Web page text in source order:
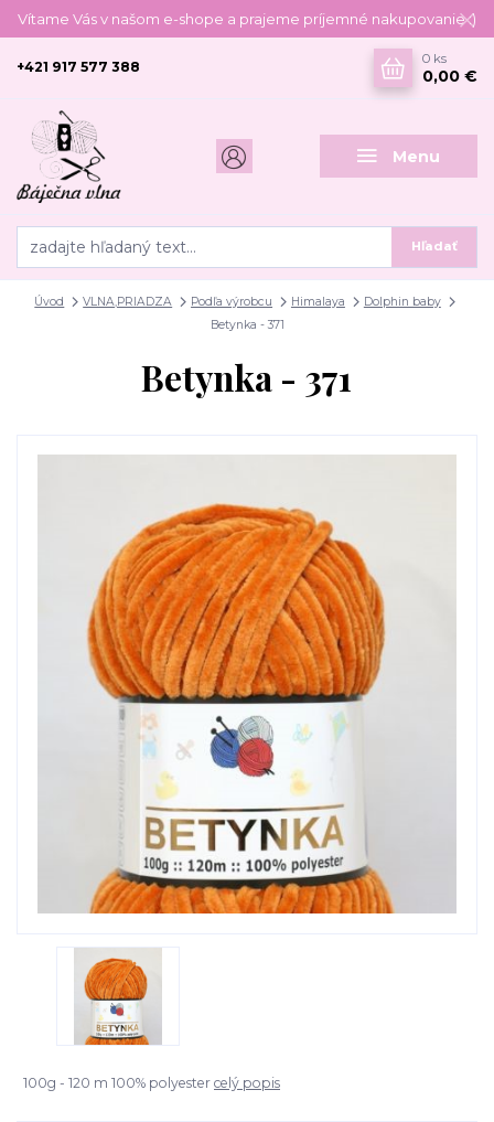
Vítame Vás v našom e-shope a prajeme príjemné nakupovanie :)
Menu
Hľadať
+421 917 577 388
0 ks
0,00 €
Úvod VLNA,PRIADZA Podľa výrobcu Himalaya
Dolphin baby
Betynka - 371
Betynka - 371
100g - 120 m 100% polyester celý popis